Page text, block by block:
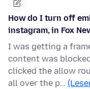
How do I turn off
instagram, in Fox
I was getting a
content was
clicked the allow
all over the p…